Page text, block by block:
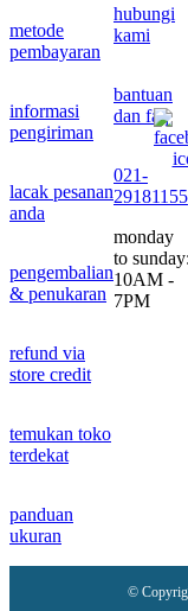
metode
pembayaran
informasi
pengiriman
lacak pesanan
anda
pengembalian
& penukaran
refund via
store credit
temukan toko
terdekat
panduan
ukuran
hubungi
kami
bantuan
dan faq
021-
29181155
monday
to sunday:
10AM -
7PM
©